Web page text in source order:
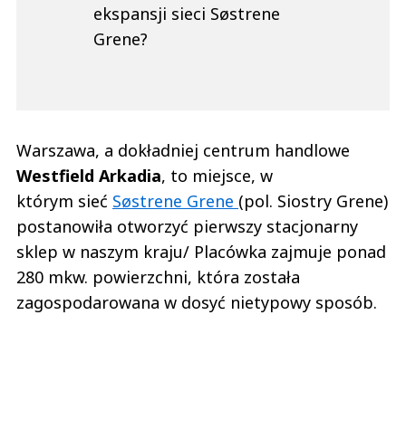
ekspansji sieci Søstrene
Grene?
Warszawa, a dokładniej centrum handlowe
Westfield Arkadia, to miejsce, w
którym sieć Søstrene Grene (pol. Siostry Grene)
postanowiła otworzyć pierwszy stacjonarny
sklep w naszym kraju/ Placówka zajmuje ponad
280 mkw. powierzchni, która została
zagospodarowana w dosyć nietypowy sposób.